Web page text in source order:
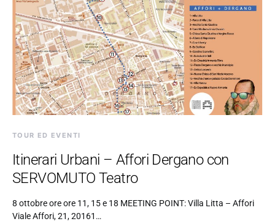
TOUR ED EVENTI
Itinerari Urbani – Affori Dergano con
SERVOMUTO Teatro
8 ottobre ore ore 11, 15 e 18 MEETING POINT: Villa Litta – Affori
Viale Affori, 21, 20161…